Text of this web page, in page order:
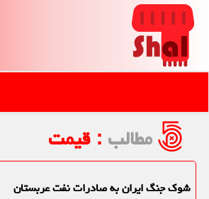
مطالب : قیمت
شوک جنگ ایران به صادرات نفت عربستان